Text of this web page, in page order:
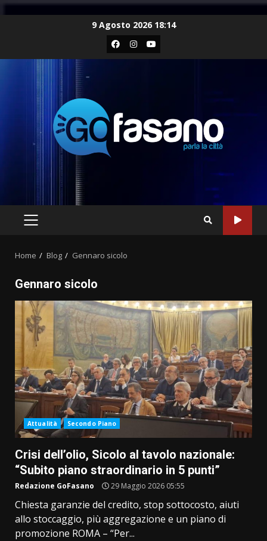
9 Agosto 2026 18:14
Facebook
Instagram
Youtube
PRIMARY
Home Blog Gennaro sicolo
Gennaro sicolo
Attualità Secondo Piano
Crisi dell’olio, Sicolo al tavolo nazionale:
“Subito piano straordinario in 5 punti”
Redazione GoFasano 29 Maggio 2026 05:55
Chiesta garanzie del credito, stop sottocosto, aiuti
allo stoccaggio, più aggregazione e un piano di
promozione ROMA – “Per...